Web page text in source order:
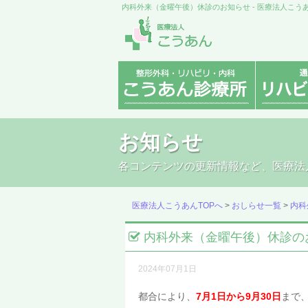
内科外来（金曜午後）休診のお知らせ - 医療法人こう
お知らせ
各コンテンツの更新情報など、医療
医療法人こうあんTOPへ > おしらせ一覧 > 内
内科外来（金曜午後）休診
2024年07月1日
都合により、 7月1日から9月30日 まで